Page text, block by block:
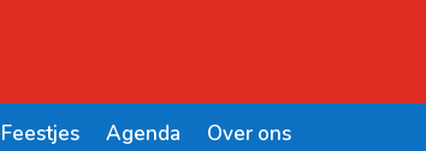
Feestjes Agenda Over ons